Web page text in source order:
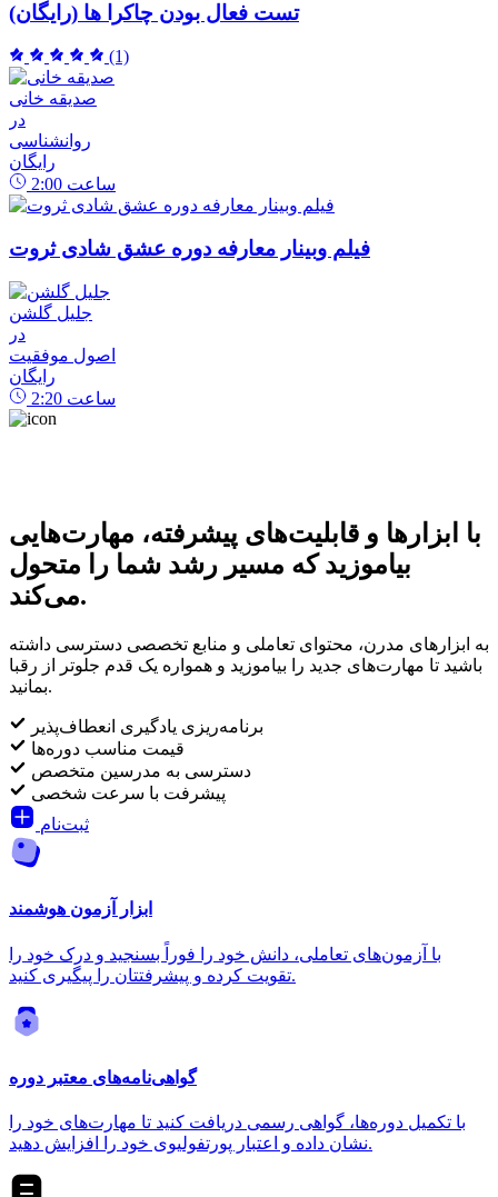
تست فعال بودن چاکرا ها (رایگان)
(1)
صدیقه خانی
در
روانشناسی
رایگان
2:00 ساعت
فیلم وبینار معارفه دوره عشق شادی ثروت
جلیل گلشن
در
اصول موفقیت
رایگان
2:20 ساعت
با ابزارها و قابلیت‌های پیشرفته، مهارت‌هایی
بیاموزید که مسیر رشد شما را متحول
می‌کند.
به ابزارهای مدرن، محتوای تعاملی و منابع تخصصی دسترسی داشته
باشید تا مهارت‌های جدید را بیاموزید و همواره یک قدم جلوتر از رقبا
بمانید.
برنامه‌ریزی یادگیری انعطاف‌پذیر
قیمت مناسب دوره‌ها
دسترسی به مدرسین متخصص
پیشرفت با سرعت شخصی
ثبت‌نام
ابزار آزمون هوشمند
با آزمون‌های تعاملی، دانش خود را فوراً بسنجید و درک خود را
تقویت کرده و پیشرفتتان را پیگیری کنید.
گواهی‌نامه‌های معتبر دوره
با تکمیل دوره‌ها، گواهی رسمی دریافت کنید تا مهارت‌های خود را
نشان داده و اعتبار پورتفولیوی خود را افزایش دهید.